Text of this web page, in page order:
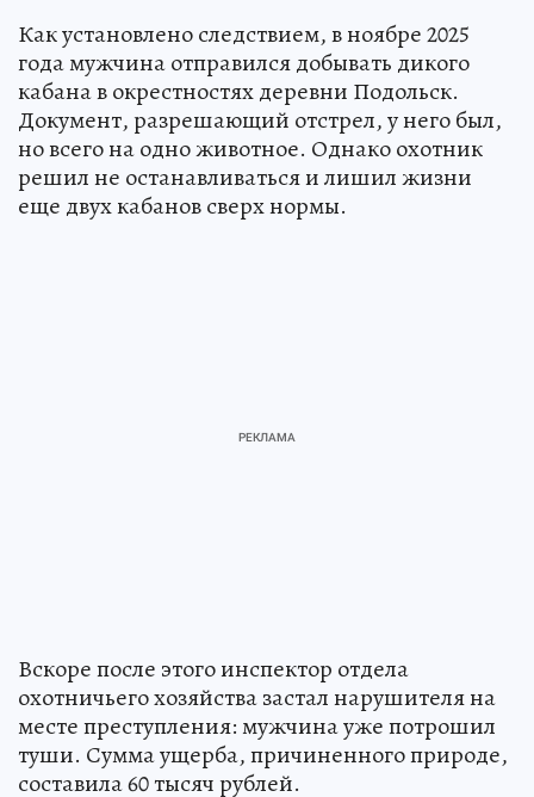
Как установлено следствием, в ноябре 2025
года мужчина отправился добывать дикого
кабана в окрестностях деревни Подольск.
Документ, разрешающий отстрел, у него был,
но всего на одно животное. Однако охотник
решил не останавливаться и лишил жизни
еще двух кабанов сверх нормы.
Вскоре после этого инспектор отдела
охотничьего хозяйства застал нарушителя на
месте преступления: мужчина уже потрошил
туши. Сумма ущерба, причиненного природе,
составила 60 тысяч рублей.